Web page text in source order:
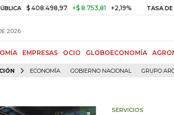
$ 408.498,97 +$ 8.753,81 +2,19% TASA DE
2026
EMPRESAS OCIO GLOBOECONOMÍA
ECONOMÍA GOBIERNO NACIONAL GRUPO
SERVICIOS